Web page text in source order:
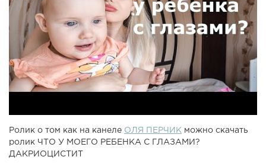
Ролик о том как на канеле ОЛЯ ПЕРЧИК можно скачать
ролик ЧТО У МОЕГО РЕБЕНКА С ГЛАЗАМИ?
ДАКРИОЦИСТИТ